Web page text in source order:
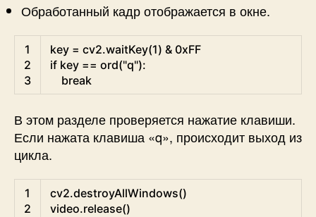
Обработанный кадр отображается в окне.
1
2
3
key = cv2.waitKey(1) & 0xFF
if key == ord("q"):
break
В этом разделе проверяется нажатие клавиши.
Если нажата клавиша «q», происходит выход из
цикла.
1
2
cv2.destroyAllWindows()
video.release()